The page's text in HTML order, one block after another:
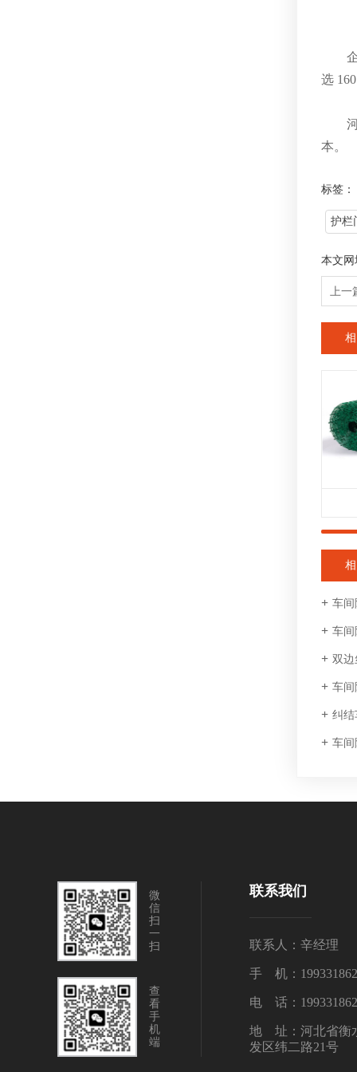
选
本。
标签：
护栏
本文网
上一
车间
车间隔
双边
车间
纠结
车间
微
信
扫
一
扫
查
看
手
机
端
联系我们
联系人：辛经理
手 机：
电 话：
地 址：河北省衡
发区纬二路21号